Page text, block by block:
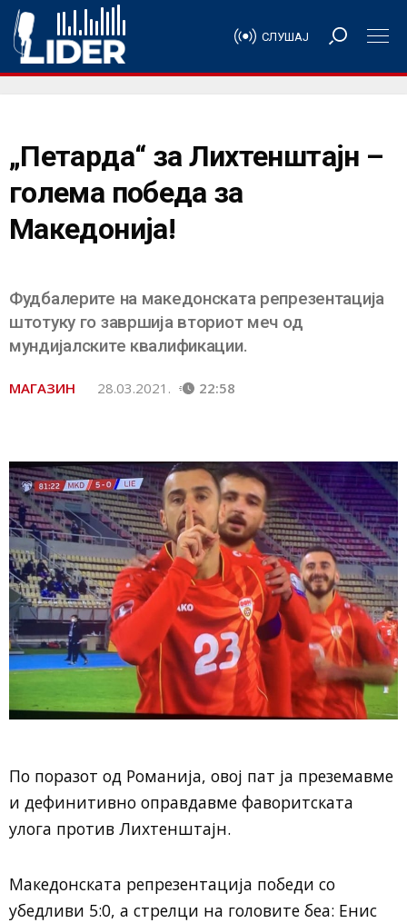
СЛУШАЈ
„Петарда“ за Лихтенштајн –
голема победа за
Македонија!
Фудбалерите на македонската репрезентација
штотуку го завршија вториот меч од
мундијалските квалификации.
МАГАЗИН 28.03.2021. 22:58
По поразот од Романија, овој пат ја преземавме
и дефинитивно оправдавме фаворитската
улога против Лихтенштајн.
Македонската репрезентација победи со
убедливи 5:0, а стрелци на головите беа: Енис